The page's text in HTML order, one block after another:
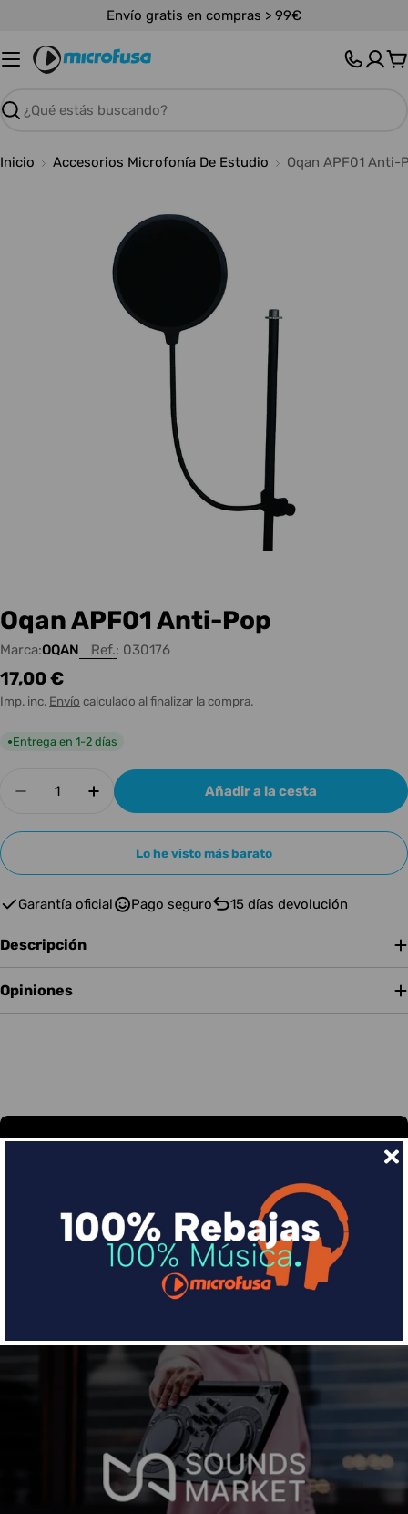
contenido
Envío gratis en compras > 99€
Buscar
Inicio Accesorios Microfonía De Estudio Oqan APF01 Anti-
Oqan APF01 Anti-Pop
Marca:OQAN Ref.: 030176
Precio
habitual
17,00 €
Imp. inc. Envío calculado al finalizar la compra.
●Entrega en 1-2 días
Disminuir cantidad para Oqan APF01 Anti-Pop
Aumentar cantidad para Oqan APF01
Añadir a la cesta
Lo he visto más barato
Garantía oficial Pago seguro 15 días devolución
Descripción
Opiniones
Financia tus compras con Sequra
Divide en 3 sin coste o hasta en 18 meses por una
pequeña cuota al mes con Sequra
Más info